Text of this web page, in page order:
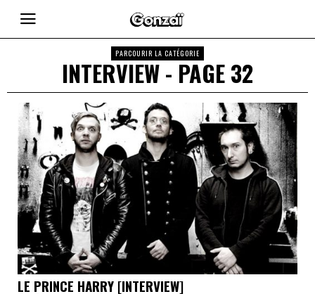
PARCOURIR LA CATÉGORIE
INTERVIEW- PAGE 32
LE PRINCE HARRY [INTERVIEW]